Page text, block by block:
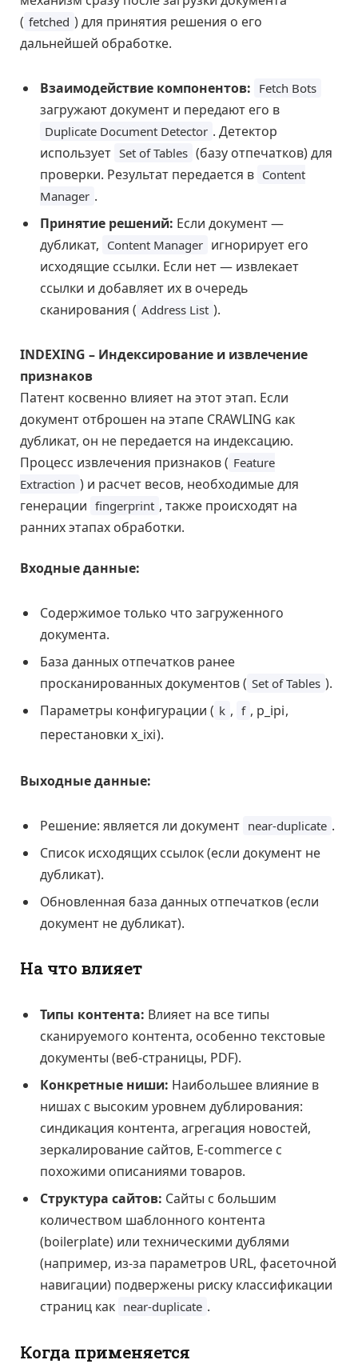
( fetched ) для принятия решения о его
дальнейшей обработке.
Взаимодействие компонентов: Fetch Bots
загружают документ и передают его в
Duplicate Document Detector . Детектор
использует Set of Tables (базу отпечатков) для
проверки. Результат передается в Content
Manager .
Принятие решений: Если документ —
дубликат, Content Manager игнорирует его
исходящие ссылки. Если нет — извлекает
ссылки и добавляет их в очередь
сканирования ( Address List ).
INDEXING – Индексирование и извлечение
признаков
Патент косвенно влияет на этот этап. Если
документ отброшен на этапе CRAWLING как
дубликат, он не передается на индексацию.
Процесс извлечения признаков ( Feature
Extraction ) и расчет весов, необходимые для
генерации fingerprint , также происходят на
ранних этапах обработки.
Входные данные:
Содержимое только что загруженного
документа.
База данных отпечатков ранее
просканированных документов ( Set of Tables ).
Параметры конфигурации ( k , f , p_ipi,
перестановки x_ixi).
Выходные данные:
Решение: является ли документ near-duplicate .
Список исходящих ссылок (если документ не
дубликат).
Обновленная база данных отпечатков (если
документ не дубликат).
На что влияет
Типы контента: Влияет на все типы
сканируемого контента, особенно текстовые
документы (веб-страницы, PDF).
Конкретные ниши: Наибольшее влияние в
нишах с высоким уровнем дублирования:
синдикация контента, агрегация новостей,
зеркалирование сайтов, E-commerce с
похожими описаниями товаров.
Структура сайтов: Сайты с большим
количеством шаблонного контента
(boilerplate) или техническими дублями
(например, из-за параметров URL, фасеточной
навигации) подвержены риску классификации
страниц как near-duplicate .
Когда применяется